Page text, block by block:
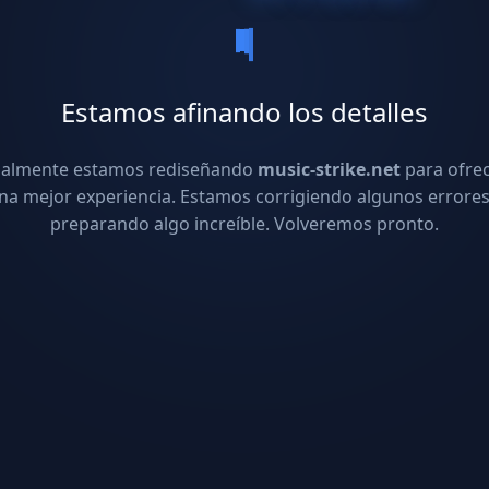
Estamos afinando los detalles
estamos rediseñando music-strike.net para
mejor experiencia. Estamos corrigiendo algunos
preparando algo increíble. Volveremos pronto.